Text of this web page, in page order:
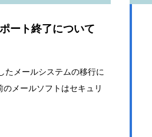
ート終了について
たメールシステムの移行に
メールソフトはセキュリ